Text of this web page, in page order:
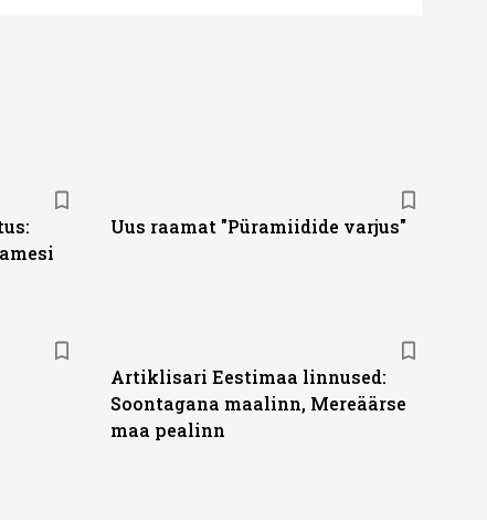
Uus raamat "Püramiidide varjus"
Artiklisari Eestimaa linnused:
Soontagana maalinn, Mereäärse
maa pealinn